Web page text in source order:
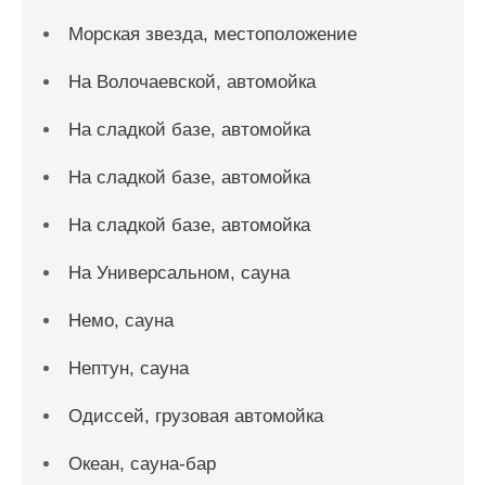
Морская звезда, местоположение
На Волочаевской, автомойка
На сладкой базе, автомойка
На сладкой базе, автомойка
На сладкой базе, автомойка
На Универсальном, сауна
Немо, сауна
Нептун, сауна
Одиссей, грузовая автомойка
Океан, сауна-бар